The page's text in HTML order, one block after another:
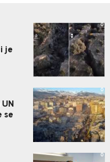
je
0
se
0
0